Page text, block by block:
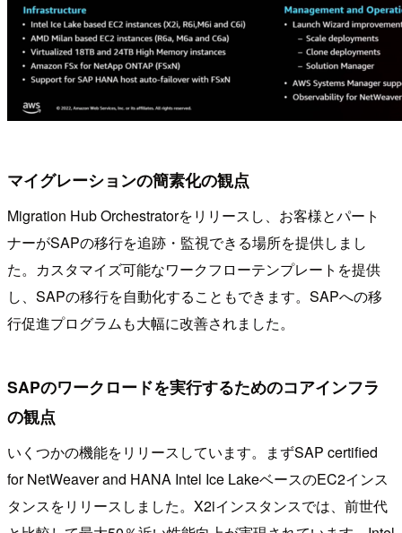
マイグレーションの簡素化の観点
Migration Hub Orchestratorをリリースし、お客様とパート
ナーがSAPの移行を追跡・監視できる場所を提供しまし
た。カスタマイズ可能なワークフローテンプレートを提供
し、SAPの移行を自動化することもできます。SAPへの移
行促進プログラムも大幅に改善されました。
SAPのワークロードを実行するためのコアインフラ
の観点
いくつかの機能をリリースしています。まずSAP certified
for NetWeaver and HANA Intel Ice LakeベースのEC2インス
タンスをリリースしました。X2iインスタンスでは、前世代